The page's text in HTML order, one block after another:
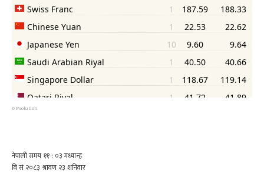
© Psolution